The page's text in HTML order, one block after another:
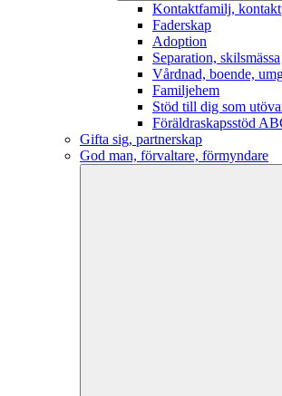
Kontaktfamilj,
Faderskap
Adoption
Separation, skilsmässa
Vårdnad, boende,
Familjehem
Stöd till dig som
Föräldraskapsstöd
Gifta sig, partnerskap
God man, förvaltare, förmyndare